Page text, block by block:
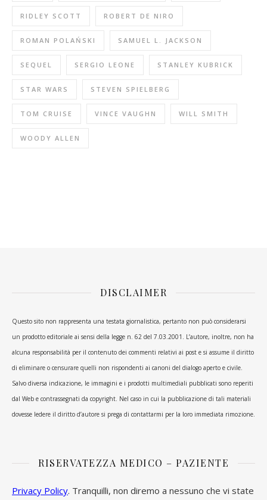
RIDLEY SCOTT ROBERT DE NIRO
ROMAN POLAŃSKI SAMUEL L. JACKSON
SEQUEL SERGIO LEONE STANLEY KUBRICK
STAR WARS STEVEN SPIELBERG
TOM CRUISE VINCE VAUGHN WILL SMITH
WOODY ALLEN
DISCLAIMER
Questo sito non rappresenta una testata giornalistica, pertanto non può considerarsi
un prodotto editoriale ai sensi della legge n. 62 del 7.03.2001. L’autore, inoltre, non ha
alcuna responsabilità per il contenuto dei commenti relativi ai post e si assume il diritto
di eliminare o censurare quelli non rispondenti ai canoni del dialogo aperto e civile.
Salvo diversa indicazione, le immagini e i prodotti multimediali pubblicati sono reperiti
dal Web e contrassegnati da copyright. Nel caso in cui la pubblicazione di tali materiali
dovesse ledere il diritto d’autore si prega di contattarmi per la loro immediata rimozione.
RISERVATEZZA MEDICO – PAZIENTE
Privacy Policy. Tranquilli, non diremo a nessuno che vi state